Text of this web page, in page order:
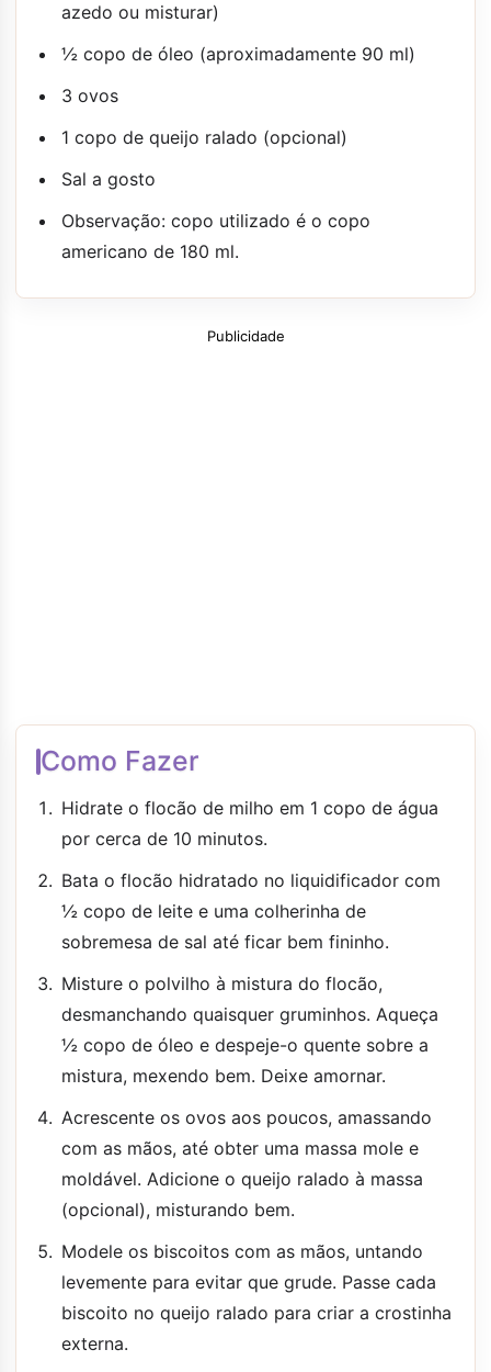
azedo ou misturar)
½ copo de óleo (aproximadamente 90 ml)
3 ovos
1 copo de queijo ralado (opcional)
Sal a gosto
Observação: copo utilizado é o copo
americano de 180 ml.
Publicidade
Como Fazer
Hidrate o flocão de milho em 1 copo de água
por cerca de 10 minutos.
Bata o flocão hidratado no liquidificador com
½ copo de leite e uma colherinha de
sobremesa de sal até ficar bem fininho.
Misture o polvilho à mistura do flocão,
desmanchando quaisquer gruminhos. Aqueça
½ copo de óleo e despeje-o quente sobre a
mistura, mexendo bem. Deixe amornar.
Acrescente os ovos aos poucos, amassando
com as mãos, até obter uma massa mole e
moldável. Adicione o queijo ralado à massa
(opcional), misturando bem.
Modele os biscoitos com as mãos, untando
levemente para evitar que grude. Passe cada
biscoito no queijo ralado para criar a crostinha
externa.